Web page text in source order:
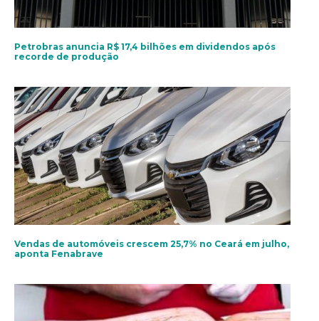
Petrobras anuncia R$ 17,4 bilhões em dividendos após
recorde de produção
Vendas de automóveis crescem 25,7% no Ceará em julho,
aponta Fenabrave